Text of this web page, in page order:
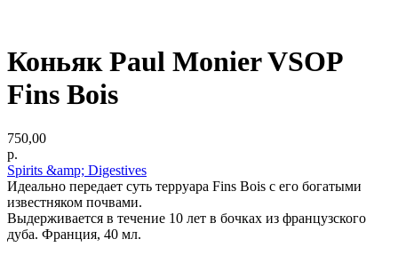
Коньяк Paul Monier VSOP
Fins Bois
750,00
р.
Spirits &amp; Digestives
Идеально передает суть терруара Fins Bois с его богатыми
известняком почвами.
Выдерживается в течение 10 лет в бочках из французского
дуба. Франция, 40 мл.